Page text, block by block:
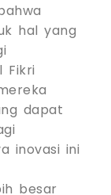
hal yang
Fikri
dapat
inovasi ini
besar